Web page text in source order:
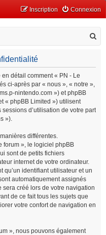
Connexion
Inscription
détail comment « PN - Le
ci-après par « nous », « notre »,
nintendo.com ») et phpBB
« phpBB Limited ») utilisent
d’utilisation de votre part
»).
différentes.
forum », le logiciel phpBB
sont de petits fichiers
internet de votre ordinateur.
qu’un identifiant utilisateur et un
automatiquement assignés
créé lors de votre navigation
de ce fait tous les sujets que
votre confort de navigation en
», nous pouvons également